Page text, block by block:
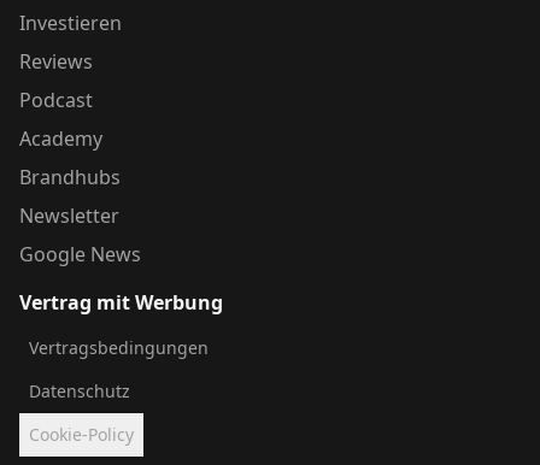
Investieren
Reviews
Podcast
Academy
Brandhubs
Newsletter
Google News
Vertrag mit Werbung
Vertragsbedingungen
Datenschutz
Cookie-Policy